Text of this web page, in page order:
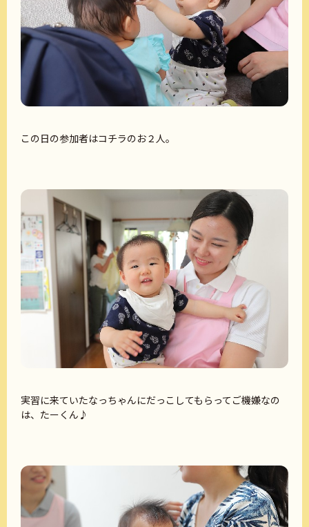
この日の参加者はコチラのお２人。
実習に来ていたなっちゃんにだっこしてもらってご機嫌なの
は、たーくん♪